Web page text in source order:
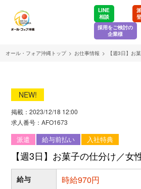
LINE
相談
採用をご検討の
企業様
オール・フォア沖縄トップ > お仕事情報 > 【週3日】お
NEW!
掲載：2023/12/18 12:00
求人番号：AFO1673
派遣 給与前払い 入社特典
【週3日】お菓子の仕分け／女
給与 時給970円